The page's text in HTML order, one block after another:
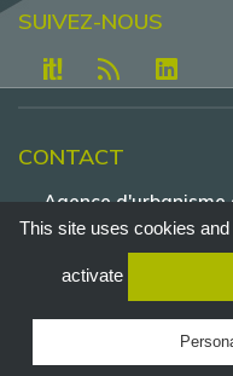
CONTACT
Agence
lyonnaise - Tour
Tél. +33 4 81 92 33 00
agence@urbalyon.org
SUIVEZ-NOUS
This site uses cookies
activate